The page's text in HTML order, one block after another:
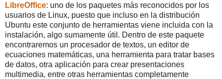
LibreOffice: uno de los paquetes más reconocidos por los
usuarios de Linux, puesto que incluso en la distribución
Ubuntu este conjunto de herramientas viene incluida con la
instalación, algo sumamente útil. Dentro de este paquete
encontraremos un procesador de textos, un editor de
ecuaciones matemáticas, una herramienta para tratar bases
de datos, otra aplicación para crear presentaciones
multimedia, entre otras herramientas completamente